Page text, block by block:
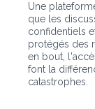
Une
que les
confidentiels
protégés des
en bout,
font la
catastrophes.